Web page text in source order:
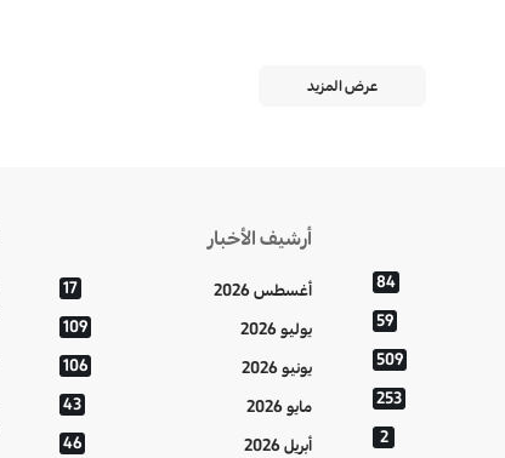
عرض المزيد
84
59
509
253
2
أرشيف الأخبار
أغسطس 2026 17
يوليو 2026 109
يونيو 2026 106
مايو 2026 43
أبريل 2026 46